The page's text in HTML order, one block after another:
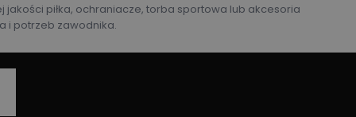
jakości piłka, ochraniacze, torba sportowa lub akcesoria
i potrzeb zawodnika.